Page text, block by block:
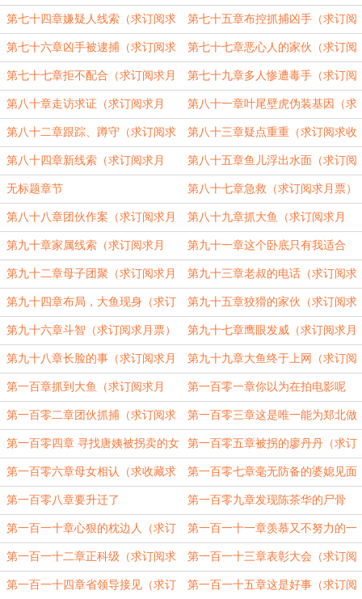
票求收藏） 求收藏）
第七十四章嫌疑人线索（求订阅求
月票）
第七十五章布控抓捕凶手（求订阅
求月票）
第七十六章凶手被逮捕（求订阅求
月票）
第七十七章恶心人的家伙（求订阅
求月票）
第七十七章拒不配合（求订阅求月
票求收藏）
第七十九章多人惨遭毒手（求订阅
求月票）
第八十章走访求证（求订阅求月
票）
第八十一章叶尾壁虎伪装基因（求
订阅求月票）
第八十二章跟踪、蹲守（求订阅求
月票）
第八十三章疑点重重（求订阅求收
藏）
第八十四章新线索（求订阅求月
票）
第八十五章鱼儿浮出水面（求订阅
求月票）
无标题章节 第八十七章急救（求订阅求月票）
第八十八章团伙作案（求订阅求月
票）
第八十九章抓大鱼（求订阅求月
票）
第九十章家属线索（求订阅求月
票）
第九十一章这个卧底只有我适合
（求订阅求月票）
第九十二章母子团聚（求订阅求月
票）
第九十三章老叔的电话（求订阅求
月票）
第九十四章布局，大鱼现身（求订
阅求月票）
第九十五章狡猾的家伙（求订阅求
月票）
第九十六章斗智（求订阅求月票） 第九十七章鹰眼发威（求订阅求月
票）
第九十八章长脸的事（求订阅求月
票）
第九十九章大鱼终于上网（求订阅
求月票）
第一百章抓到大鱼（求订阅求月
票）
第一百零一章你以为在拍电影呢
（求订阅求月票）
第一百零二章团伙抓捕（求订阅求
月票）
第一百零三章这是唯一能为郑北做
的（求订阅求月票）
第一百零四章 寻找唐姨被拐卖的女
儿（求订阅求月票）
第一百零五章被拐的廖丹丹（求订
阅求月票）
第一百零六章母女相认（求收藏求
月票）
第一百零七章毫无防备的婆媳见面
（求订阅求月票）
第一百零八章要升迁了 第一百零九章发现陈茶华的尸骨
（求订阅求月票）
第一百一十章心狠的枕边人（求订
阅求月票）
第一百一十一章羡慕又不努力的一
群人（求订阅求月票）
第一百一十二章正科级（求订阅求
月票）
第一百一十三章表彰大会（求订阅
求月票）
第一百一十四章省领导接见（求订 第一百一十五章这是好事（求订阅